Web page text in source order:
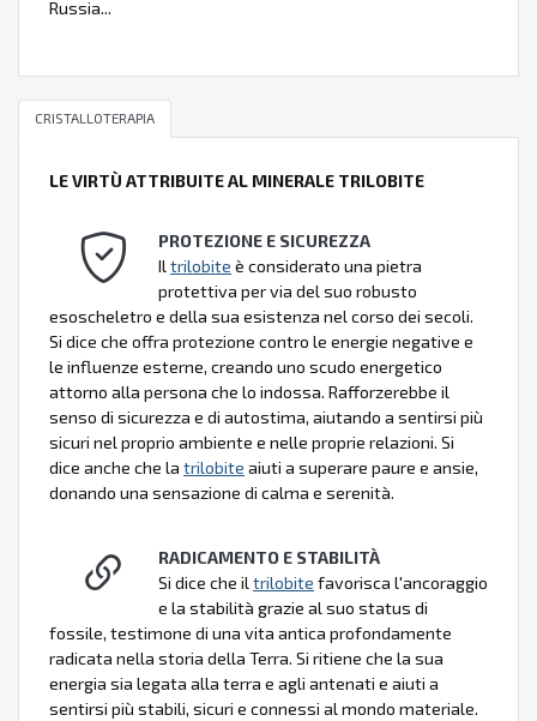
Russia...
CRISTALLOTERAPIA
LE VIRTÙ ATTRIBUITE AL MINERALE TRILOBITE
PROTEZIONE E SICUREZZA
Il trilobite è considerato una pietra
protettiva per via del suo robusto
esoscheletro e della sua esistenza nel corso dei secoli.
Si dice che offra protezione contro le energie negative e
le influenze esterne, creando uno scudo energetico
attorno alla persona che lo indossa. Rafforzerebbe il
senso di sicurezza e di autostima, aiutando a sentirsi più
sicuri nel proprio ambiente e nelle proprie relazioni. Si
dice anche che la trilobite aiuti a superare paure e ansie,
donando una sensazione di calma e serenità.
RADICAMENTO E STABILITÀ
Si dice che il trilobite favorisca l'ancoraggio
e la stabilità grazie al suo status di
fossile, testimone di una vita antica profondamente
radicata nella storia della Terra. Si ritiene che la sua
energia sia legata alla terra e agli antenati e aiuti a
sentirsi più stabili, sicuri e connessi al mondo materiale.